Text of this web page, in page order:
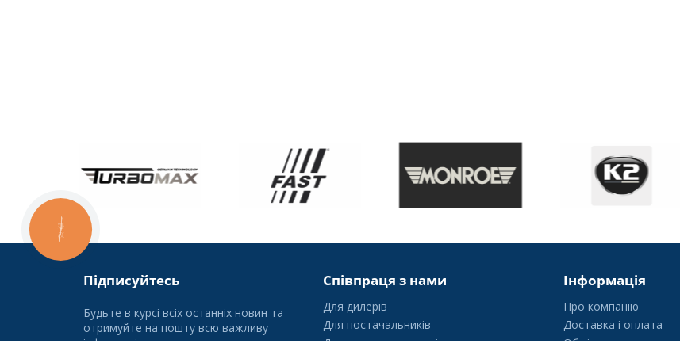
Підписуйтесь
Будьте в курсі всіх останніх новин та
отримуйте на пошту всю важливу
інформацію.
Співпраця з нами
Для дилерів
Для постачальників
Для гуртових покупців
Інформація
Про компанію
Доставка і оплата
Обмін та повернення
КНОПКА
ЗВ'ЯЗКУ